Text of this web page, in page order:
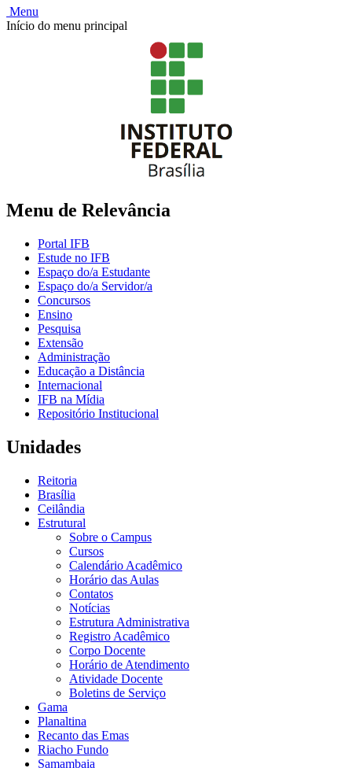
Menu
Início do menu principal
Menu de Relevância
Portal IFB
Estude no IFB
Espaço do/a Estudante
Espaço do/a Servidor/a
Concursos
Ensino
Pesquisa
Extensão
Administração
Educação a Distância
Internacional
IFB na Mídia
Repositório Institucional
Unidades
Reitoria
Brasília
Ceilândia
Estrutural
Sobre o Campus
Cursos
Calendário Acadêmico
Horário das Aulas
Contatos
Notícias
Estrutura Administrativa
Registro Acadêmico
Corpo Docente
Horário de Atendimento
Atividade Docente
Boletins de Serviço
Gama
Planaltina
Recanto das Emas
Riacho Fundo
Samambaia